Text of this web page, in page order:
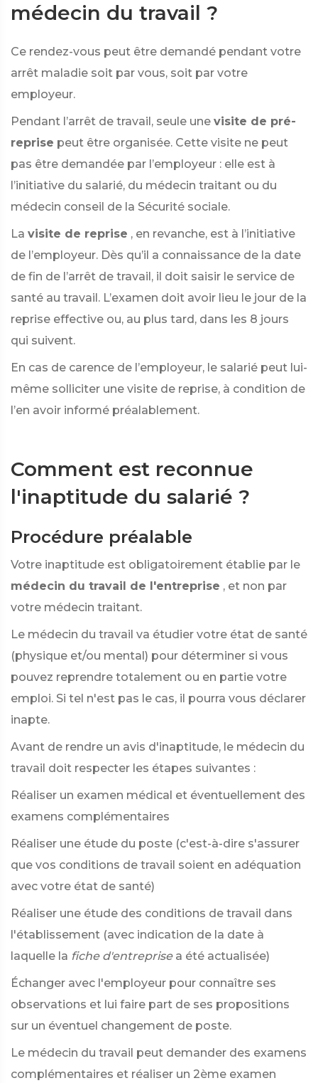
médecin du travail ?
Ce rendez-vous peut être demandé pendant votre
arrêt maladie soit par vous, soit par votre
employeur.
Pendant l’arrêt de travail, seule une visite de pré-
reprise peut être organisée. Cette visite ne peut
pas être demandée par l’employeur : elle est à
l’initiative du salarié, du médecin traitant ou du
médecin conseil de la Sécurité sociale.
La visite de reprise , en revanche, est à l’initiative
de l’employeur. Dès qu’il a connaissance de la date
de fin de l’arrêt de travail, il doit saisir le service de
santé au travail. L’examen doit avoir lieu le jour de la
reprise effective ou, au plus tard, dans les 8 jours
qui suivent.
En cas de carence de l’employeur, le salarié peut lui-
même solliciter une visite de reprise, à condition de
l’en avoir informé préalablement.
Comment est reconnue
l'inaptitude du salarié ?
Procédure préalable
Votre inaptitude est obligatoirement établie par le
médecin du travail de l'entreprise , et non par
votre médecin traitant.
Le médecin du travail va étudier votre état de santé
(physique et/ou mental) pour déterminer si vous
pouvez reprendre totalement ou en partie votre
emploi. Si tel n'est pas le cas, il pourra vous déclarer
inapte.
Avant de rendre un avis d'inaptitude, le médecin du
travail doit respecter les étapes suivantes :
Réaliser un examen médical et éventuellement des
examens complémentaires
Réaliser une étude du poste (c'est-à-dire s'assurer
que vos conditions de travail soient en adéquation
avec votre état de santé)
Réaliser une étude des conditions de travail dans
l'établissement (avec indication de la date à
laquelle la fiche d'entreprise a été actualisée)
Échanger avec l'employeur pour connaître ses
observations et lui faire part de ses propositions
sur un éventuel changement de poste.
Le médecin du travail peut demander des examens
complémentaires et réaliser un 2ème examen